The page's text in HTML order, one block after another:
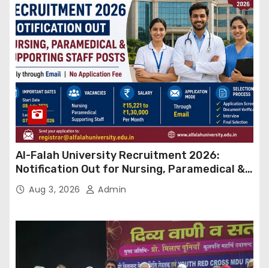
Al-Falah University Recruitment 2026:
Notification Out for Nursing, Paramedical &
Supporting Staff Posts, Apply Through Email
Aug 3, 2026 Admin